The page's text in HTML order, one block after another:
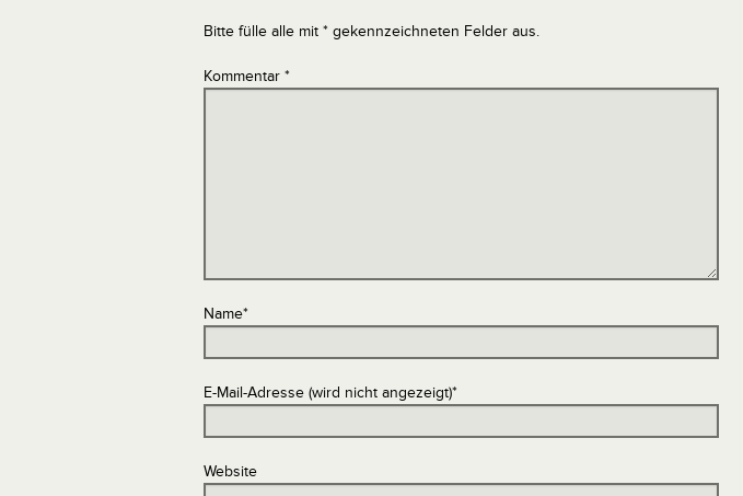
Bitte fülle alle mit * gekennzeichneten Felder aus.
Kommentar *
Name*
E-Mail-Adresse (wird nicht angezeigt)*
Website